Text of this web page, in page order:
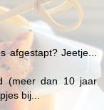
afgestapt? Jeetje...
(meer dan 10 jaar
bij...